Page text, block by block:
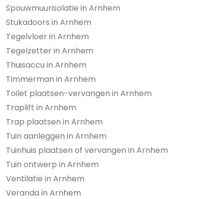
Spouwmuurisolatie in Arnhem
Stukadoors in Arnhem
Tegelvloer in Arnhem
Tegelzetter in Arnhem
Thuisaccu in Arnhem
Timmerman in Arnhem
Toilet plaatsen-vervangen in Arnhem
Traplift in Arnhem
Trap plaatsen in Arnhem
Tuin aanleggen in Arnhem
Tuinhuis plaatsen of vervangen in Arnhem
Tuin ontwerp in Arnhem
Ventilatie in Arnhem
Veranda in Arnhem